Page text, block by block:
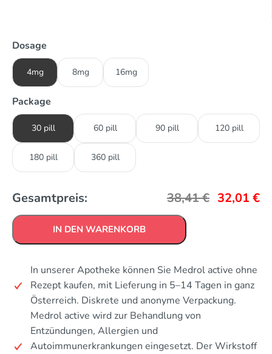
Dosage
4mg 8mg 16mg
Package
30 pill 60 pill 90 pill 120 pill
180 pill 360 pill
Gesamtpreis: 38,41€ 32,01 €
IN DEN WARENKORB
In unserer Apotheke können Sie Medrol active ohne
Rezept kaufen, mit Lieferung in 5–14 Tagen in ganz
Österreich. Diskrete und anonyme Verpackung.
Medrol active wird zur Behandlung von
Entzündungen, Allergien und
Autoimmunerkrankungen eingesetzt. Der Wirkstoff